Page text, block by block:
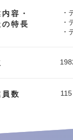
容・
特長
・
・
・
数 115